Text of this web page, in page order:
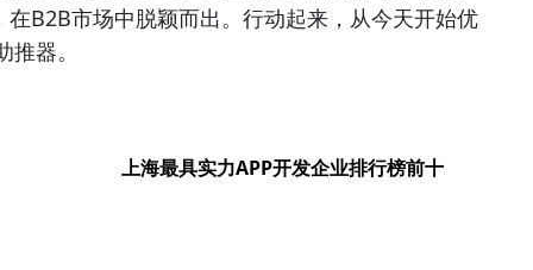
B2B市场中脱颖而出。行动起来，从今天开始优
器。
上海最具实力APP开发企业排行榜前十